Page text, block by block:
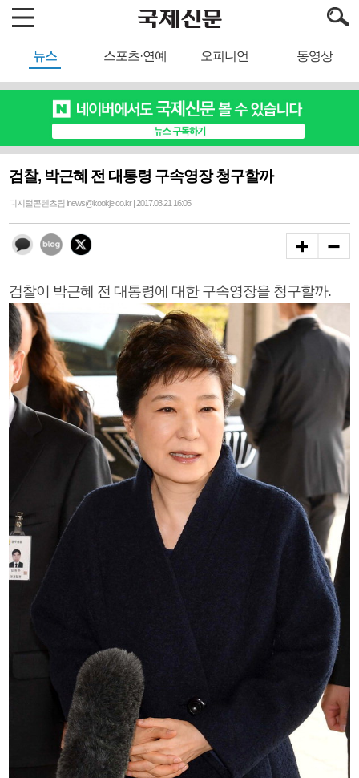
뉴스 스포츠·연예 오피니언 동영상
검찰, 박근혜 전 대통령 구속영장 청구할까
디지털콘텐츠팀 inews@kookje.co.kr | 2017.03.21 16:05
검찰이 박근혜 전 대통령에 대한 구속영장을 청구할까.